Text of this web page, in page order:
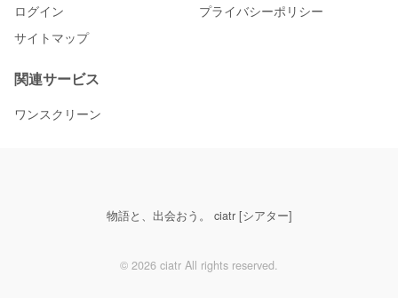
ログイン
プライバシーポリシー
サイトマップ
関連サービス
ワンスクリーン
物語と、出会おう。 ciatr [シアター]
© 2026 ciatr All rights reserved.